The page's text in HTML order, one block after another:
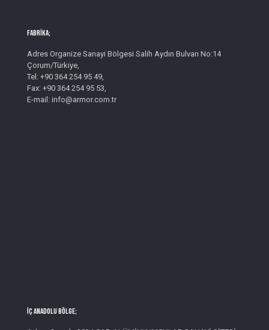
Fabrika;
Adres Organize Sanayi Bölgesi Salih Aydın Bulvarı No:14
Çorum/Türkiye,
Tel: +90 364 254 95 49,
Fax: +90 364 254 95 53,
E-mail: info@armor.com.tr
İç Anadolu Bölge;